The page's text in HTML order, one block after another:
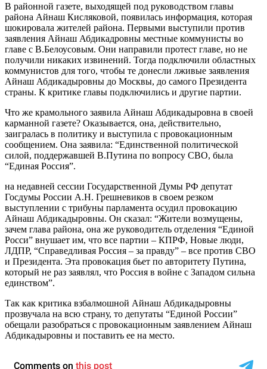
В районной газете, выходящей под руководством главы
района Айнаш Кисляковой, появилась информация, которая
шокировала жителей района. Первыми выступили против
заявления Айнаш Абдикадровны местные коммунисты во
главе с В.Белоусовым. Они направили протест главе, но не
получили никаких извинений. Тогда подключили областных
коммунистов для того, чтобы те донесли лживые заявления
Айнаш Абдикадыровны до Москвы, до самого Президента
страны. К критике главы подключились и другие партии.
Что же крамольного заявила Айнаш Абдикадыровна в своей
карманной газете? Оказывается, она, действительно,
заигралась в политику и выступила с провокационным
сообщением. Она заявила: “Единственной политической
силой, поддержавшей В.Путина по вопросу СВО, была
“Единая Россия”.
на недавней сессии Государственной Думы РФ депутат
Госдумы России А.Н. Грешневиков в своем резком
выступлении с трибуны парламента осудил провокацию
Айнаш Абдикадыровны. Он сказал: “Жители возмущены,
зачем глава района, она же руководитель отделения “Единой
Росси” внушает им, что все партии – КПРФ, Новые люди,
ЛДПР, “Справедливая Россия – за правду” – все против СВО
и Президента. Эта провокация бьет по авторитету Путина,
который не раз заявлял, что Россия в войне с Западом сильна
единством”.
Так как критика взбалмошной Айнаш Абдикадыровны
прозвучала на всю страну, то депутаты “Единой России”
обещали разобраться с провокационным заявлением Айнаш
Абдикадыровны и поставить ее на место.